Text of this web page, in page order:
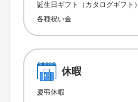
誕生日ギフト（カタログギフト）
各種祝い金
休暇
慶弔休暇